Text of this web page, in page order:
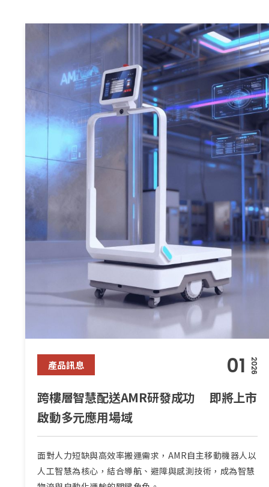
產品訊息 01 2026
跨樓層智慧配送AMR研發成功 即將上市
啟動多元應用場域
面對人力短缺與高效率搬運需求，AMR自主移動機器人以
人工智慧為核心，結合導航、避障與感測技術，成為智慧